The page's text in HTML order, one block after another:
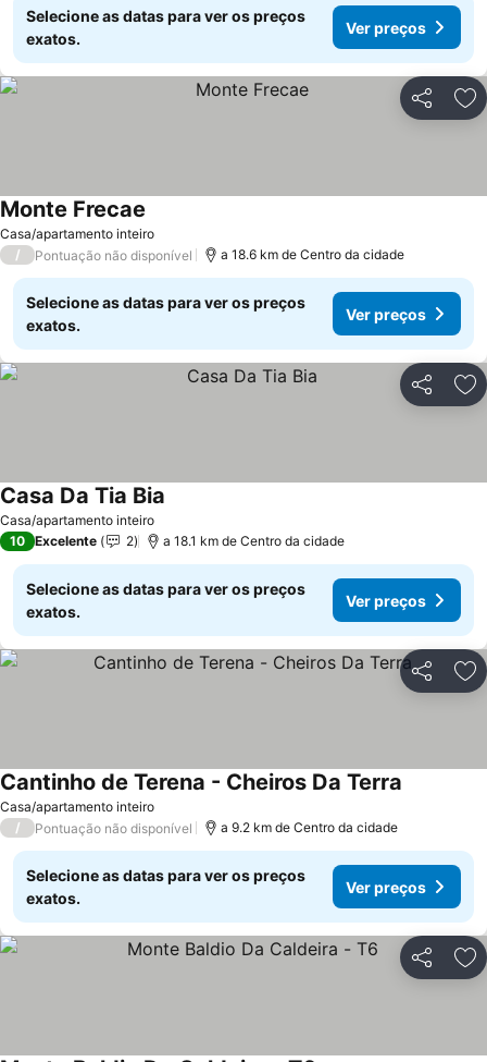
Selecione as datas para ver os preços
exatos.
Ver preços
Partilhar
Casa/apartamento inteiro
Monte Frecae
/ Pontuação não disponível a 18.6 km de Centro da cidade
Selecione as datas para ver os preços
exatos.
Ver preços
Partilhar
Casa/apartamento inteiro
Casa Da Tia Bia
10 Excelente 2 a 18.1 km de Centro da cidade
Selecione as datas para ver os preços
exatos.
Ver preços
Partilhar
Casa/apartamento inteiro
Cantinho de Terena - Cheiros Da Terra
/ Pontuação não disponível a 9.2 km de Centro da cidade
Selecione as datas para ver os preços
exatos.
Ver preços
Partilhar